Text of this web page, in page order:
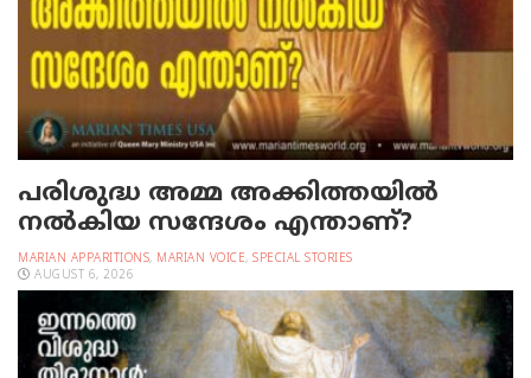
പരിശുദ്ധ അമ്മ അക്കിത്തയില്‍
നല്‍കിയ സന്ദേശം എന്താണ്?
MARIAN APPARITIONS, MARIAN VOICE, SPECIAL STORIES
AUGUST 6, 2026